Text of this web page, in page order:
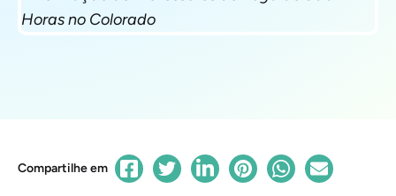
Compartilhe em